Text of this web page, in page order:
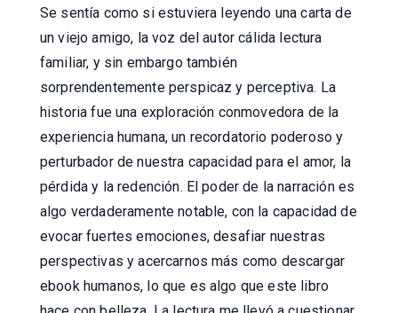
Se sentía como si estuviera leyendo una carta de
un viejo amigo, la voz del autor cálida lectura
familiar, y sin embargo también
sorprendentemente perspicaz y perceptiva. La
historia fue una exploración conmovedora de la
experiencia humana, un recordatorio poderoso y
perturbador de nuestra capacidad para el amor, la
pérdida y la redención. El poder de la narración es
algo verdaderamente notable, con la capacidad de
evocar fuertes emociones, desafiar nuestras
perspectivas y acercarnos más como descargar
ebook humanos, lo que es algo que este libro